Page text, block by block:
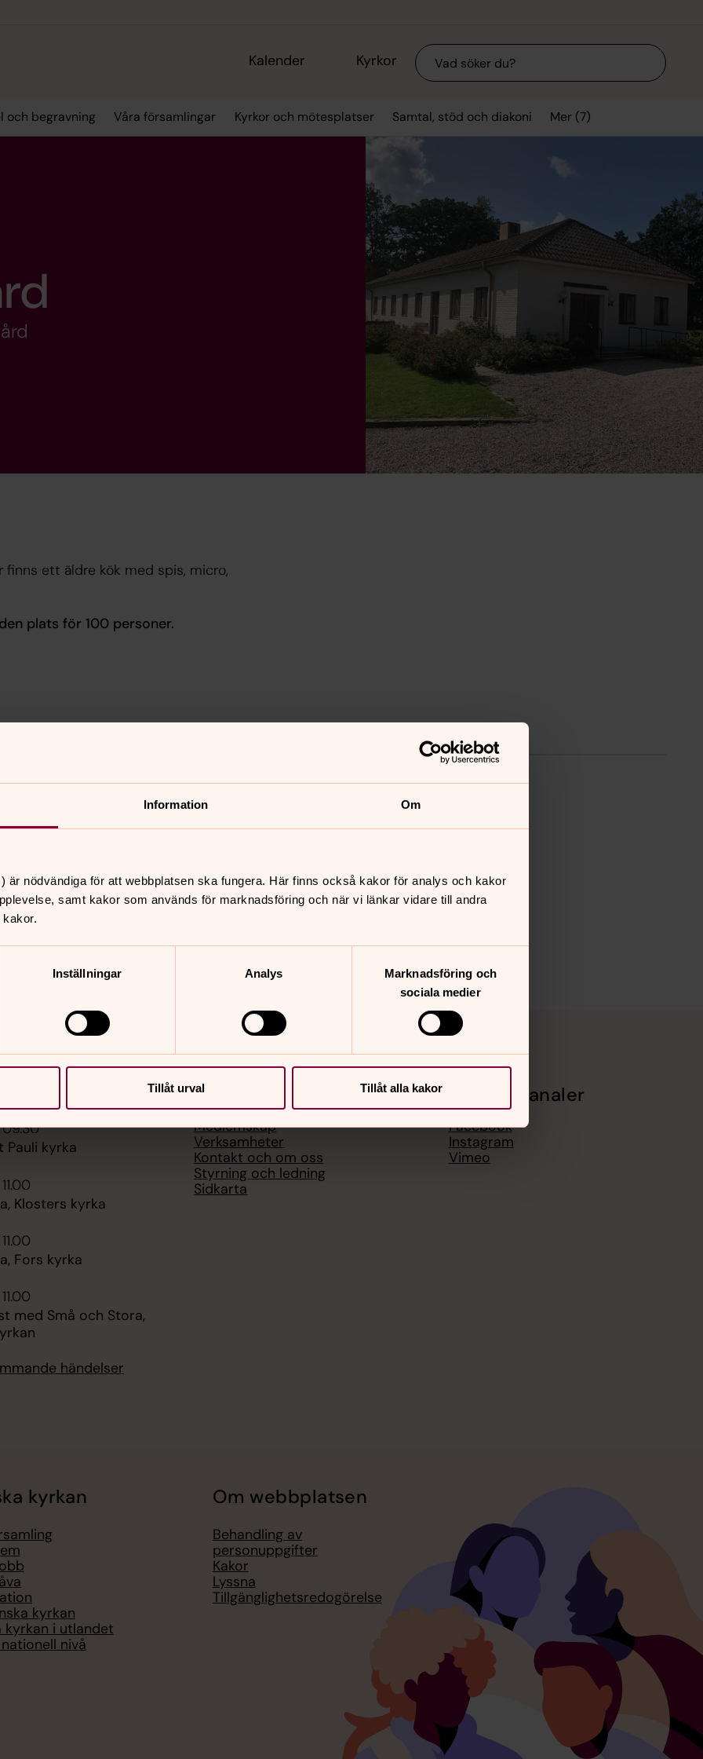
Information Om
är nödvändiga för att webbplatsen ska fungera. Här finns också kakor för analys och kakor
samt kakor som används för marknadsföring och när vi länkar vidare till andra
Inställningar Analys
Marknadsföring och
sociala medier
Tillåt urval Tillåt alla kakor
Kalender Kyrkor Sök
och begravning Våra församlingar Kyrkor och mötesplatser Samtal, stöd och diakoni Mer (7)
finns ett äldre kök med spis, micro,
plats för 100 personer.
Pauli kyrka
Klosters kyrka
Fors kyrka
med Små och Stora,
händelser
Hitta snabbt
Medlemskap
Verksamheter
Kontakt och om oss
Styrning och ledning
Sidkarta
Sociala kanaler
Facebook
Instagram
Vimeo
kyrkan
kyrkan
kyrkan i utlandet
nivå
Om webbplatsen
Behandling av
personuppgifter
Kakor
Lyssna
Tillgänglighetsredogörelse